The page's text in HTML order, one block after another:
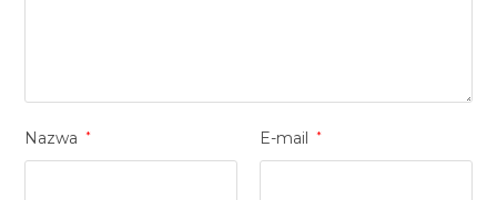
Nazwa * E-mail *